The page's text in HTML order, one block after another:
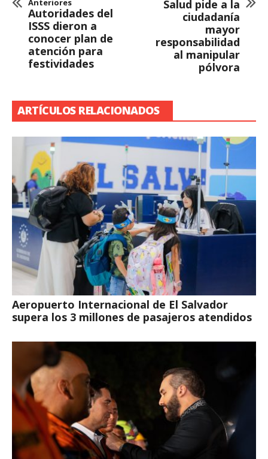
Anteriores
Autoridades del
ISSS dieron a
conocer plan de
atención para
festividades
Salud pide a la
ciudadanía
mayor
responsabilidad
al manipular
pólvora
ARTÍCULOS RELACIONADOS
Aeropuerto Internacional de El Salvador
supera los 3 millones de pasajeros atendidos